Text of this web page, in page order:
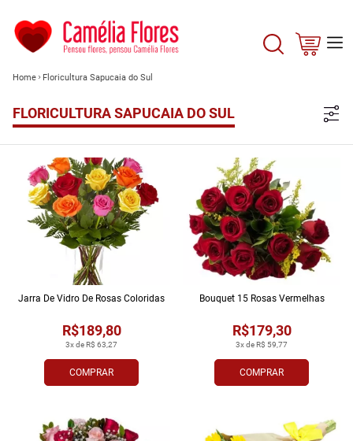
Home Floricultura Sapucaia do Sul
FLORICULTURA SAPUCAIA DO SUL
COMPRAR
3x de R$ 63,27
R$189,80
Jarra De Vidro De Rosas Coloridas
COMPRAR
3x de R$ 59,77
R$179,30
Bouquet 15 Rosas Vermelhas